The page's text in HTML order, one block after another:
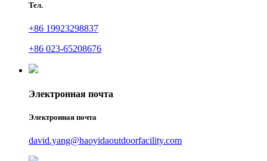
Тел.
+86 19923298837
+86 023-65208676
Электронная почта
Электронная почта
david.yang@haoyidaoutdoorfacility.com